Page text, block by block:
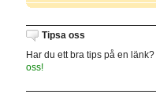
Tipsa oss
Har du ett bra tips på en länk?
oss!